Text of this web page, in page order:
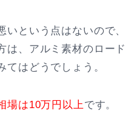
いという点はないので、
は、アルミ素材のロード
はどうでしょう。
場は10万円以上です。